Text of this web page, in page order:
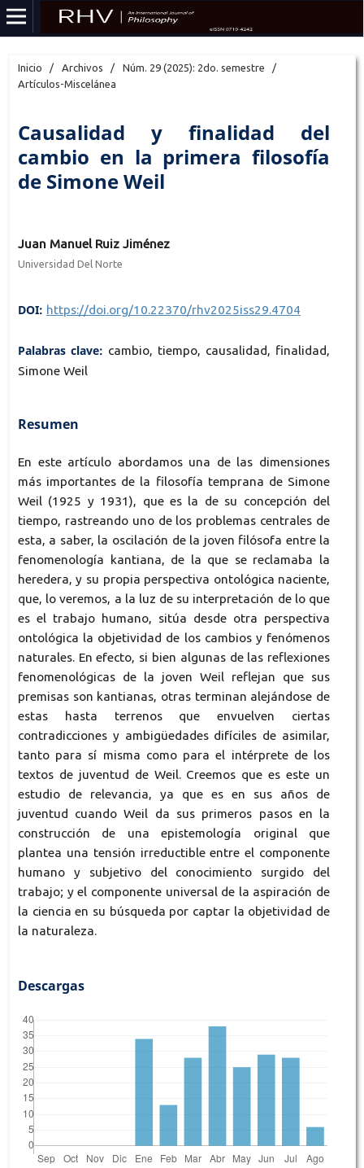
Inicio / Archivos / Núm. 29 (2025): 2do. semestre
/
Artículos-Miscelánea
Causalidad y finalidad del
cambio en la primera filosofía
de Simone Weil
Juan Manuel Ruiz Jiménez
Universidad Del Norte
DOI: https://doi.org/10.22370/rhv2025iss29.4704
Palabras clave: cambio, tiempo, causalidad, finalidad,
Simone Weil
Resumen
En este artículo abordamos una de las dimensiones
más importantes de la filosofía temprana de Simone
Weil (1925 y 1931), que es la de su concepción del
tiempo, rastreando uno de los problemas centrales de
esta, a saber, la oscilación de la joven filósofa entre la
fenomenología kantiana, de la que se reclamaba la
heredera, y su propia perspectiva ontológica naciente,
que, lo veremos, a la luz de su interpretación de lo que
es el trabajo humano, sitúa desde otra perspectiva
ontológica la objetividad de los cambios y fenómenos
naturales. En efecto, si bien algunas de las reflexiones
fenomenológicas de la joven Weil reflejan que sus
premisas son kantianas, otras terminan alejándose de
estas hasta terrenos que envuelven ciertas
contradicciones y ambigüedades difíciles de asimilar,
tanto para sí misma como para el intérprete de los
textos de juventud de Weil. Creemos que es este un
estudio de relevancia, ya que es en sus años de
juventud cuando Weil da sus primeros pasos en la
construcción de una epistemología original que
plantea una tensión irreductible entre el componente
humano y subjetivo del conocimiento surgido del
trabajo; y el componente universal de la aspiración de
la ciencia en su búsqueda por captar la objetividad de
la naturaleza.
Descargas